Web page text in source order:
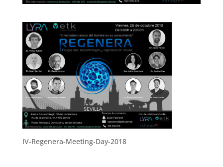
IV-Regenera-Meeting-Day-2018